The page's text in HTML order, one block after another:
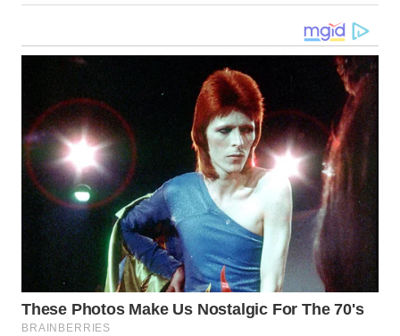
KALSEL
WN
KALTIM
WN
SULSEL
WN
GORONTALO